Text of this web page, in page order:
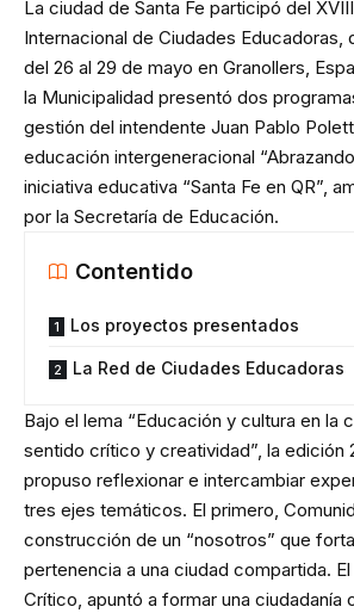
La ciudad de Santa Fe participó del
Internacional de Ciudades Educadoras,
del 26 al 29 de mayo en Granollers,
la Municipalidad presentó dos
gestión del intendente Juan Pablo
educación intergeneracional
iniciativa educativa “Santa Fe en QR”,
por la Secretaría de Educación.
Contentido
Los proyectos presentados
La Red de Ciudades Educadoras
Bajo el lema “Educación y cultura en la
sentido crítico y creatividad”, la edición
propuso reflexionar e intercambiar
tres ejes temáticos. El primero,
construcción de un “nosotros” que
pertenencia a una ciudad compartida.
Crítico, apuntó a formar una ciudadanía